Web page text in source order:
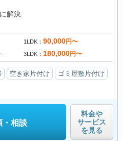
解決
1LDK 90,000円〜
3LDK 180,000円〜
空き家片付け
ゴミ屋敷片付け
・相談
料金や
サービス
を見る